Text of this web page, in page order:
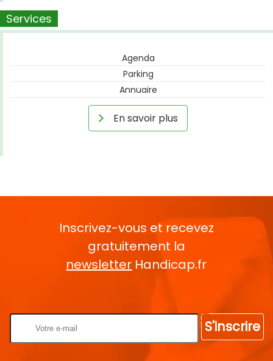
Services
Agenda
Parking
Annuaire
En savoir plus
Inscrivez-vous et recevez
gratuitement la
newsletter Handicap.fr
S'inscrire